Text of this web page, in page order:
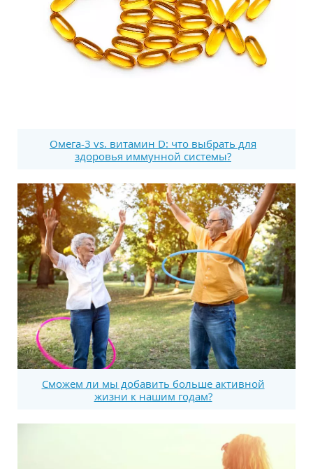
Омега-3 vs. витамин D: что выбрать для
здоровья иммунной системы?
Сможем ли мы добавить больше активной
жизни к нашим годам?